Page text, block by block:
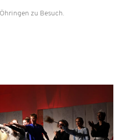
zu Besuch.